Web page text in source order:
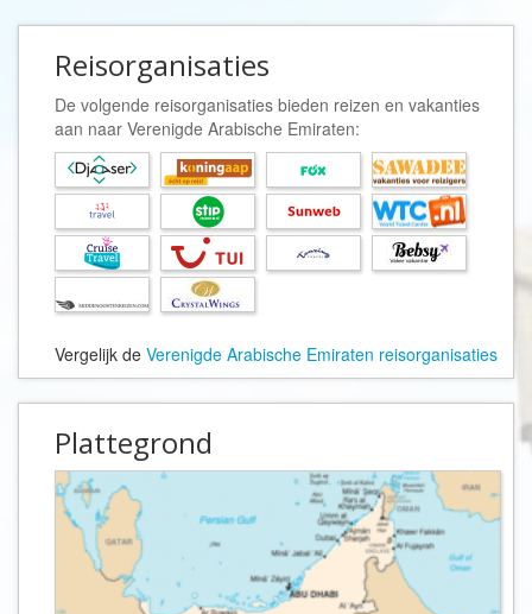
Reisorganisaties
De volgende reisorganisaties bieden reizen en vakanties
aan naar Verenigde Arabische Emiraten:
Vergelijk de Verenigde Arabische Emiraten reisorganisaties
Plattegrond